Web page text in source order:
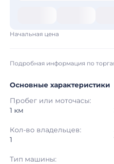
Начальная цена
Подробная информация по
Начало торгов:
Конец торгов:
Тип аукциона:
Основные характеристики
Пробег или моточасы:
1 км
Кол-во владельцев:
1
Тип машины: